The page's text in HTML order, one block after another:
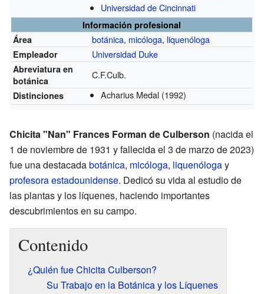
Universidad de Cincinnati
Información profesional
Área
botánica, micóloga, liquenóloga
Empleador Universidad Duke
Abreviatura en
botánica
C.F.Culb.
Distinciones Acharius Medal (1992)
Chicita "Nan" Frances Forman de Culberson (nacida el
1 de noviembre de 1931 y fallecida el 3 de marzo de 2023)
fue una destacadabotánica, micóloga, liquenólogay
profesoraestadounidense. Dedicó su vida al estudio de
las plantas y los líquenes, haciendo importantes
descubrimientos en su campo.
Contenido
¿Quién fue Chicita Culberson?
Su Trabajo en la Botánica y los Líquenes